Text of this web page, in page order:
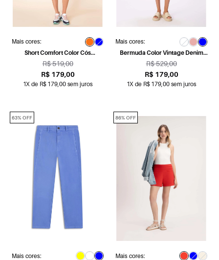
Mais cores:
Short Comfort Color Cós
Assimétrico Laranja
R$ 519,00
R$ 179,00
1X de R$ 179,00 sem juros
Mais cores:
Bermuda Color Vintage Denim
Royal
R$ 529,00
R$ 179,00
1X de R$ 179,00 sem juros
Mais cores:
63% OFF
Mais cores:
86% OFF